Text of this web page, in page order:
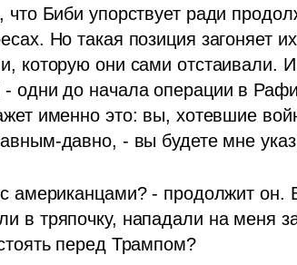
что Биби упорствует ради
Но такая позиция загоняет
которую они сами отстаивали.
одни до начала операции в
именно это: вы, хотевшие
давно, - вы будете мне
американцами? - продолжит
в тряпочку, нападали на меня
перед Трампом?